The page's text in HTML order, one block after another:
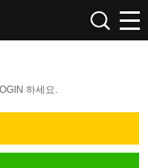
하세요.